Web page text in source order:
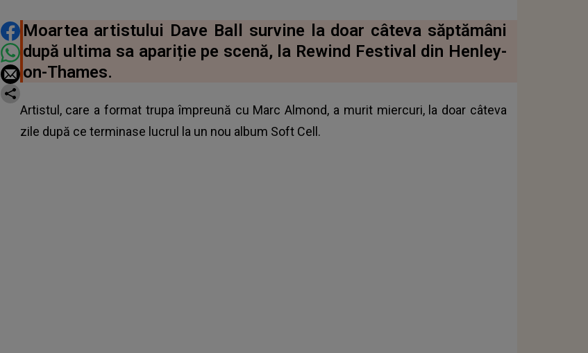
DISTRIBUIE ARTICOLUL
Moartea artistului Dave Ball survine la doar câteva săptămâni
după ultima sa apariție pe scenă, la Rewind Festival din Henley-
on-Thames.
Artistul, care a format trupa împreună cu Marc Almond, a murit miercuri, la doar câteva
zile după ce terminase lucrul la un nou album Soft Cell.